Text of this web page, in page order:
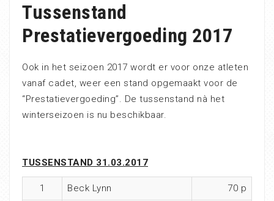
Tussenstand
Prestatievergoeding 2017
Ook in het seizoen 2017 wordt er voor onze atleten
vanaf cadet, weer een stand opgemaakt voor de
“Prestatievergoeding”. De tussenstand nà het
winterseizoen is nu beschikbaar.
TUSSENSTAND 31.03.2017
1 Beck Lynn 70 p